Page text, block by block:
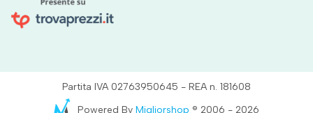
Partita IVA 02763950645 - REA n. 181608
Powered By Migliorshop ® 2006 - 2026